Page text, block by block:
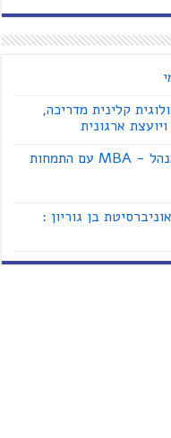
קלינית מדריכה,
ארגונית
המסלול האקדמי המכללה למנהל - MBA עם התמחות
בן גוריון :